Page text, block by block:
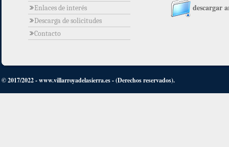
Enlaces de interés
Descarga de solicitudes
Contacto
descargar
© 2017/2022 - www.villarroyadelasierra.es - (Derechos reservados).